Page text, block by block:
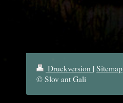
Druckversion | Sitemap
© Slov ant Gali